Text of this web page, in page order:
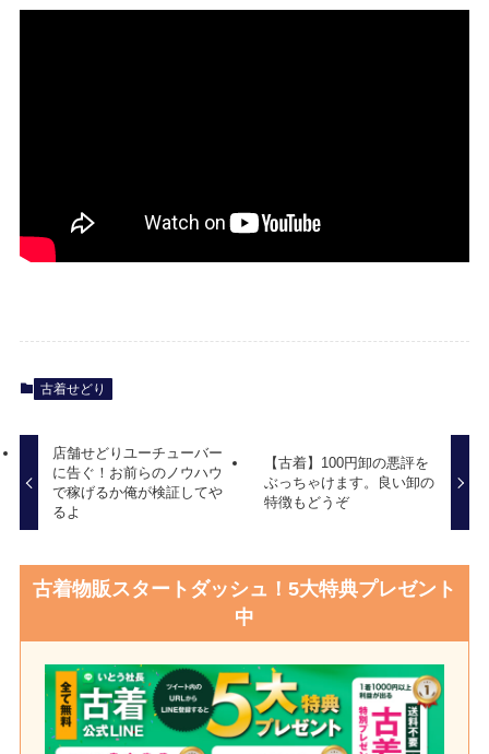
古着せどり
店舗せどりユーチューバー
に告ぐ！お前らのノウハウ
で稼げるか俺が検証してや
るよ
【古着】100円卸の悪評を
ぶっちゃけます。良い卸の
特徴もどうぞ
古着物販スタートダッシュ！5大特典プレゼント
中